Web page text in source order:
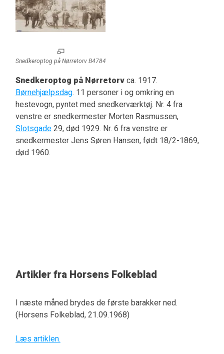
Snedkeroptog på Nørretorv B4784
Snedkeroptog på Nørretorvca. 1917.
Børnehjælpsdag. 11 personer i og omkring en
hestevogn, pyntet med snedkerværktøj. Nr. 4 fra
venstre er snedkermester Morten Rasmussen,
Slotsgade29, død 1929. Nr. 6 fra venstre er
snedkermester Jens Søren Hansen, født 18/2-1869,
død 1960.
Artikler fra Horsens Folkeblad
I næste måned brydes de første barakker ned.
(Horsens Folkeblad, 21.09.1968)
Læs artiklen.